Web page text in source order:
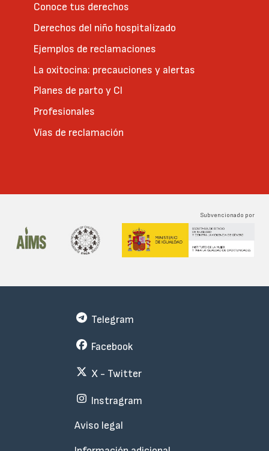
Conoce tus derechos
Derechos del niño hospitalizado
Ejemplos de reclamaciones
La oxitocina: precauciones y alertas
Planes de parto y CI
Profesionales
Vías de reclamación
Subvencionado por
Subfooter
Telegram
Facebook
X - Twitter
Instragram
Aviso legal